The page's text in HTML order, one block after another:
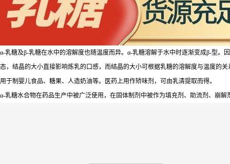
α-乳糖及β-乳糖在水中的溶解度也随温度而异。α-乳糖溶解于水中时逐渐变成β-型
态，结晶的大小直接影响炼乳的口感，而结晶的大小可根据乳糖的溶解度与温度的关
用于制婴儿食品、糖果、人造奶油等。医药上用作矫味剂，可由乳清提取而得。
α-乳糖水合物在药品生产中被广泛使用，在固体制剂中被作为填充剂、助流剂、崩